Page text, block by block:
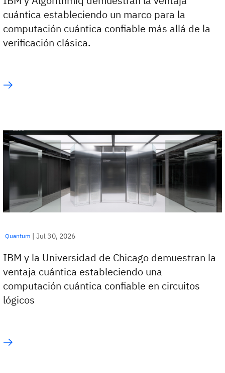
cuántica estableciendo un marco para la
computación cuántica confiable más allá de la
verificación clásica.
Quantum | Jul 30, 2026
IBM y la Universidad de Chicago demuestran la
ventaja cuántica estableciendo una
computación cuántica confiable en circuitos
lógicos